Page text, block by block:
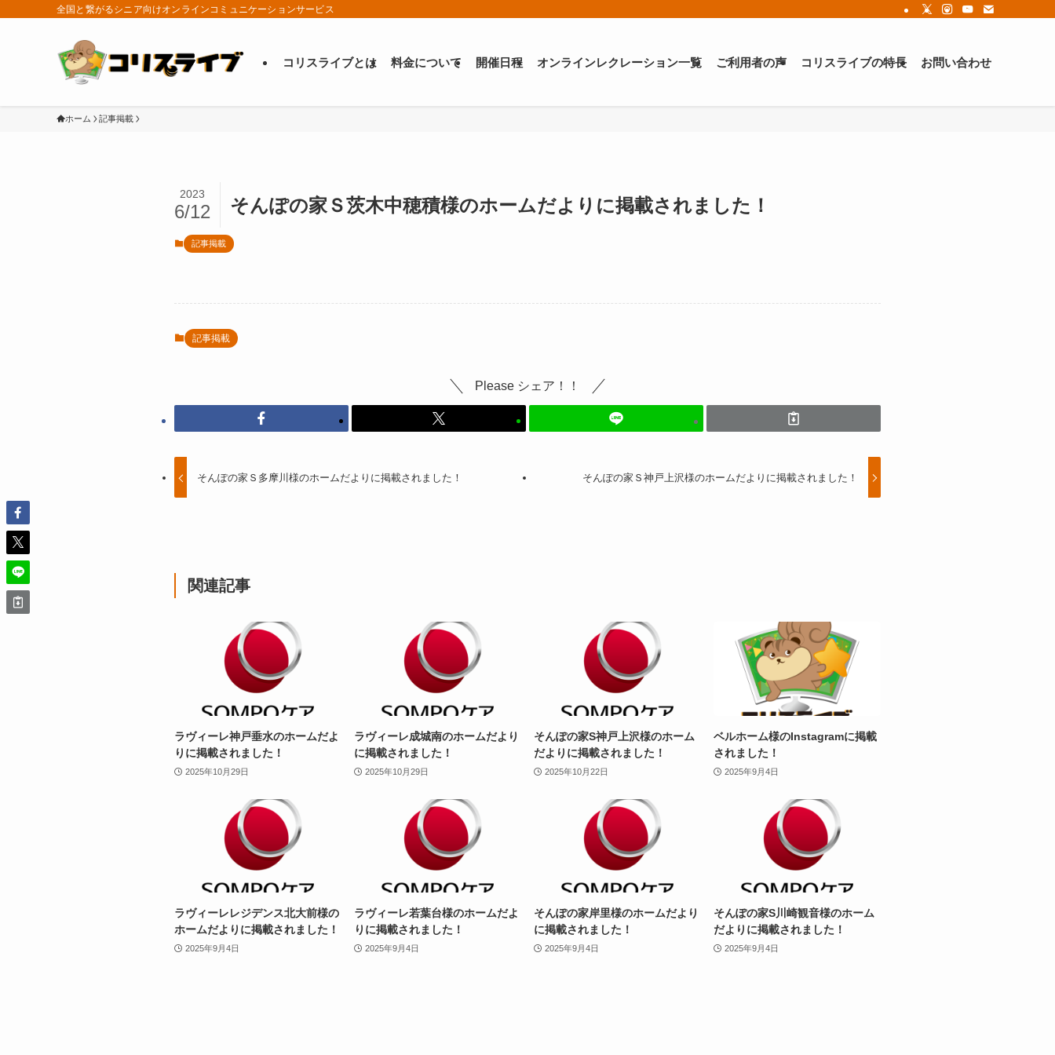
全国と繋がるシニア向けオンラインコミュニケーションサービス
コリスライブとは 料金について 開催日程 オンラインレクレーション一覧 ご利用者の声 コリスライブの特長 お問い合わせ
ホーム 記事掲載
そんぽの家Ｓ茨木中穂積様のホームだよりに掲載されました！
2023
6/12
記事掲載
記事掲載
Please シェア！！
そんぽの家Ｓ多摩川様のホームだよりに掲載されました！ そんぽの家Ｓ神戸上沢様のホームだよりに掲載されました！
関連記事
ラヴィーレ神戸垂水のホームだよ
りに掲載されました！
2025年10月29日
ラヴィーレ成城南のホームだより
に掲載されました！
2025年10月29日
そんぽの家S神戸上沢様のホーム
だよりに掲載されました！
2025年10月22日
ベルホーム様のInstagramに掲載
されました！
2025年9月4日
ラヴィーレレジデンス北大前様の
ホームだよりに掲載されました！
2025年9月4日
ラヴィーレ若葉台様のホームだよ
りに掲載されました！
2025年9月4日
そんぽの家岸里様のホームだより
に掲載されました！
2025年9月4日
そんぽの家S川崎観音様のホーム
だよりに掲載されました！
2025年9月4日